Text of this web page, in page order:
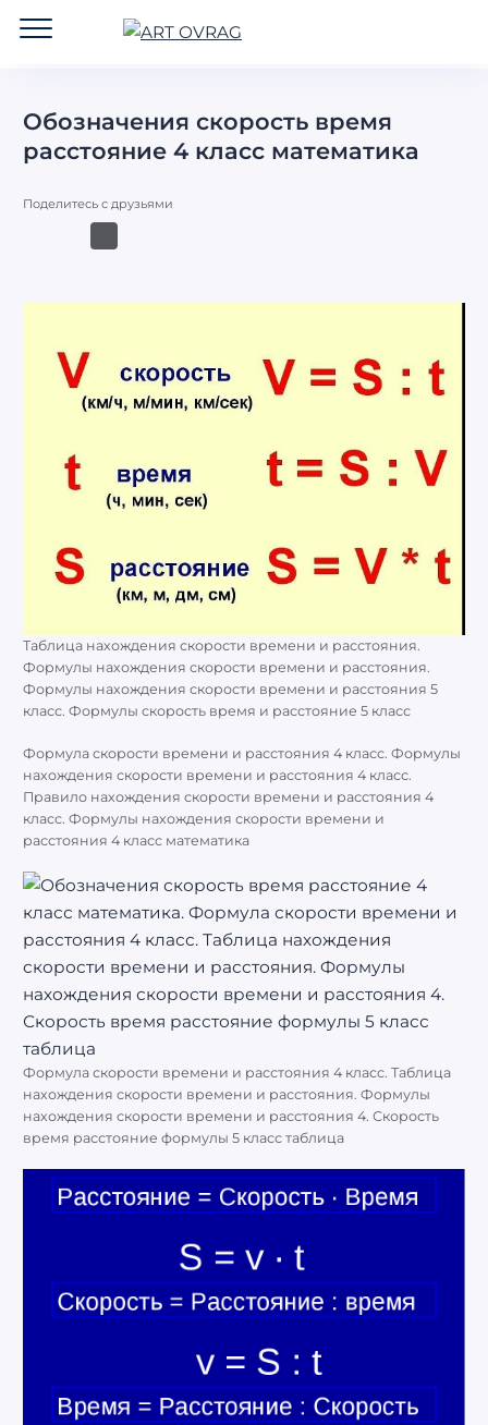
Обозначения скорость время
расстояние 4 класс математика
Поделитесь с друзьями
Таблица нахождения скорости времени и расстояния.
Формулы нахождения скорости времени и расстояния.
Формулы нахождения скорости времени и расстояния 5
класс. Формулы скорость время и расстояние 5 класс
Формула скорости времени и расстояния 4 класс. Формулы
нахождения скорости времени и расстояния 4 класс.
Правило нахождения скорости времени и расстояния 4
класс. Формулы нахождения скорости времени и
расстояния 4 класс математика
Формула скорости времени и расстояния 4 класс. Таблица
нахождения скорости времени и расстояния. Формулы
нахождения скорости времени и расстояния 4. Скорость
время расстояние формулы 5 класс таблица